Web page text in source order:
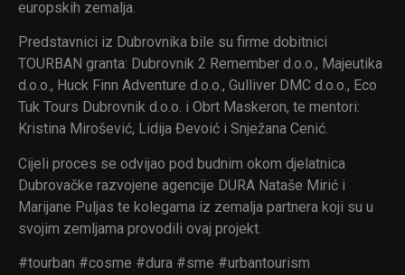
europskih zemalja.
Predstavnici iz Dubrovnika bile su firme dobitnici
TOURBAN granta: Dubrovnik 2 Remember d.o.o., Majeutika
d.o.o., Huck Finn Adventure d.o.o., Gulliver DMC d.o.o., Eco
Tuk Tours Dubrovnik d.o.o. i Obrt Maskeron, te mentori:
Kristina Mirošević, Lidija Đevoić i Snježana Cenić.
Cijeli proces se odvijao pod budnim okom djelatnica
Dubrovačke razvojene agencije DURA Nataše Mirić i
Marijane Puljas te kolegama iz zemalja partnera koji su u
svojim zemljama provodili ovaj projekt.
#tourban #cosme #dura #sme #urbantourism